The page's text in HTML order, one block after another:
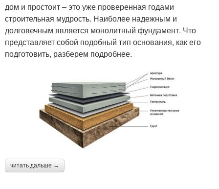
дом и простоит – это уже проверенная годами
строительная мудрость. Наиболее надежным и
долговечным является монолитный фундамент. Что
представляет собой подобный тип основания, как его
подготовить, разберем подробнее.
читать дальше →